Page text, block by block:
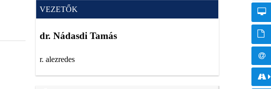
VEZETŐK
dr. Nádasdi Tamás
r. alezredes